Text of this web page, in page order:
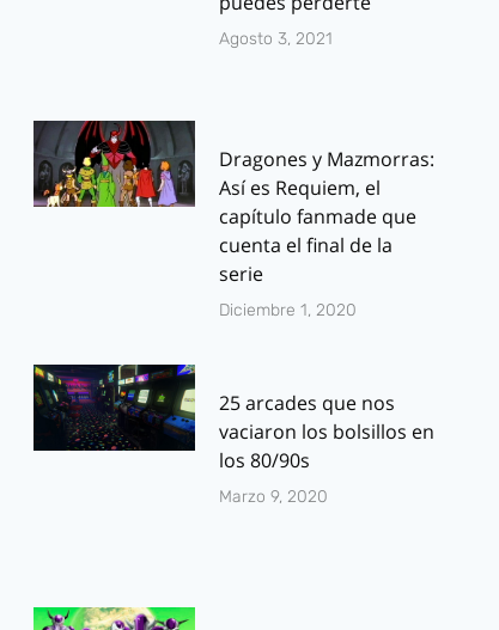
Agosto 3, 2021
Dragones y Mazmorras:
Así es Requiem, el
capítulo fanmade que
cuenta el final de la
serie
Diciembre 1, 2020
25 arcades que nos
vaciaron los bolsillos en
los 80/90s
Marzo 9, 2020